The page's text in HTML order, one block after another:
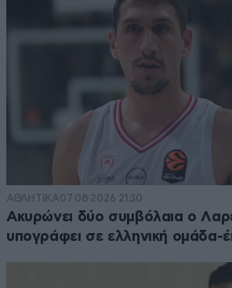
ΑΘΛΗΤΙΚΑ07·08·2026 21:30
Ακυρώνει δύο συμβόλαια ο
υπογράφει σε ελληνική ομάδα-